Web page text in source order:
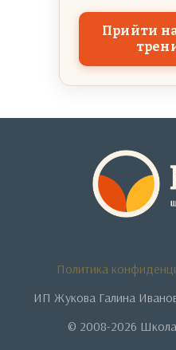
Прийти
Политика
ИП Жукова Галина
© 2008-2026